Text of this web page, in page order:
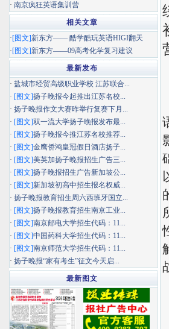
· 南京疯狂英语集训营
相关文章
·[图文]新东方—— 酷学酷玩英语HIGI翻天
·[图文]新东方——09高考化学复习建议
最新发布
· 盐城市经贸高级职业学校 江苏联合...
· [图文]扬子晚报今起推出江苏名校...
· 扬子晚报作文大赛昨举行复赛下月...
· [图文]双一流大学扬子晚报发布最...
· [图文]扬子晚报今推江苏名校推荐...
· [图文]金鹰侨鸿皇冠假日酒店扬子...
· [图文]美英加扬子晚报招生广告三...
· [图文]扬子晚报招生广告新加坡公...
· [图文]新加坡初高中招生报名权威...
· 扬子晚报教育招生周六西班牙国立...
· [图文]扬子晚报教育招生南京工业...
· [图文]南京邮电大学招生代码：11...
· [图文]中国药科大学招生代码：11...
· [图文]南京师范大学招生代码：11...
· 扬子晚报“家有考生”征文今天启...
最新图文